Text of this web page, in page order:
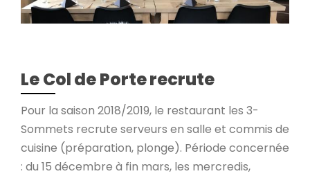
Le Col de Porte recrute
Pour la saison 2018/2019, le restaurant les 3-
Sommets recrute serveurs en salle et commis de
cuisine (préparation, plonge). Période concernée
: du 15 décembre à fin mars, les mercredis,